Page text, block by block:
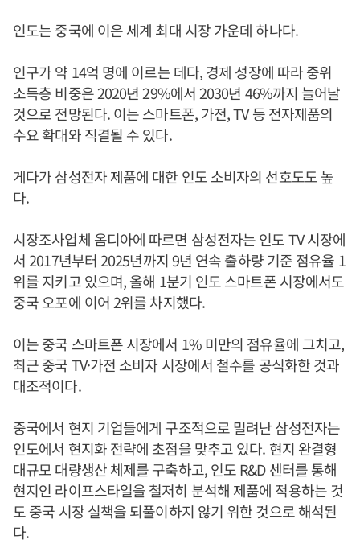
인도는 중국에 이은 세계 최대 시장 가운데 하나다.
인구가 약 14억 명에 이르는 데다, 경제 성장에 따라 중위
소득층 비중은 2020년 29%에서 2030년 46%까지 늘어날
것으로 전망된다. 이는 스마트폰, 가전, TV 등 전자제품의
수요 확대와 직결될 수 있다.
게다가 삼성전자 제품에 대한 인도 소비자의 선호도도 높
다.
시장조사업체 옴디아에 따르면 삼성전자는 인도 TV 시장에
서 2017년부터 2025년까지 9년 연속 출하량 기준 점유율 1
위를 지키고 있으며, 올해 1분기 인도 스마트폰 시장에서도
중국 오포에 이어 2위를 차지했다.
이는 중국 스마트폰 시장에서 1% 미만의 점유율에 그치고,
최근 중국 TV·가전 소비자 시장에서 철수를 공식화한 것과
대조적이다.
중국에서 현지 기업들에게 구조적으로 밀려난 삼성전자는
인도에서 현지화 전략에 초점을 맞추고 있다. 현지 완결형
대규모 대량생산 체제를 구축하고, 인도 R&D 센터를 통해
현지인 라이프스타일을 철저히 분석해 제품에 적용하는 것
도 중국 시장 실책을 되풀이하지 않기 위한 것으로 해석된
다.